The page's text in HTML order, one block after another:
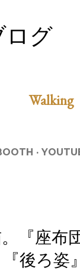
ログ
『座布
後ろ姿